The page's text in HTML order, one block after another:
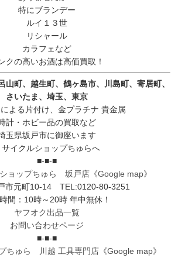
特にブランデー
ルイ１３世
リシャール
カラフェなど
クの高いお酒は高価買取！
山町、越生町、鶴ヶ島市、川島町、寄居町、
さいたま、埼玉、東京
よる片付け、金プラチナ 貴金属
計・ホビー品の買取など
玉県坂戸市に御座います
サイクルショップちゅらへ
■-■-■
ョップちゅら 坂戸店 《Google map》
市元町10-14 TEL:0120-80-3251
間：10時～20時 年中無休！
ヤフオク出品一覧
お問い合わせページ
■-■-■
ちゅら 川越 工具専門店 《Google map》